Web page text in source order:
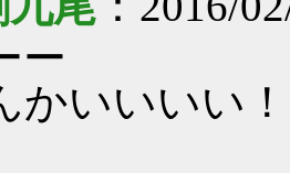
ー
かいいいい